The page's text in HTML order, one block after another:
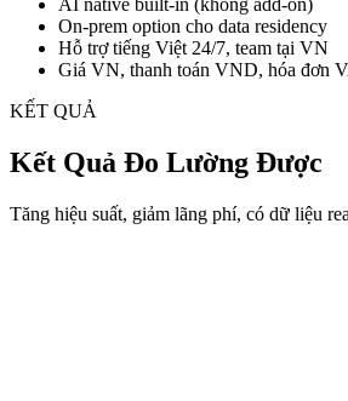
AI native built-in (không add-on)
On-prem option cho data residency
Hỗ trợ tiếng Việt 24/7, team tại VN
Giá VN, thanh toán VND, hóa đơn
KẾT QUẢ
Kết Quả Đo Lường Được
Tăng hiệu suất, giảm lãng phí, có dữ liệu